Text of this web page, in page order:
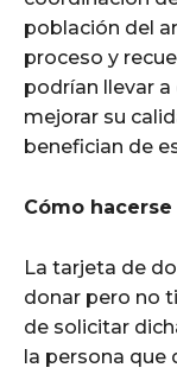
población del
proceso y
podrían llevar a
mejorar su
benefician de
Cómo
La tarjeta de
donar pero no
de solicitar
la persona que